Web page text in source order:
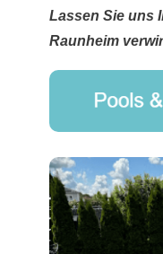
Lassen Sie uns
Raunheim